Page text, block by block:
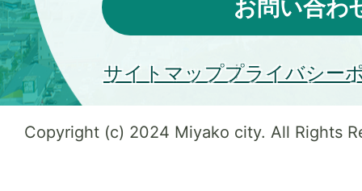
お問い合わ
サイトマッププライバシー
Copyright (c) 2024 Miyako city. All Rights